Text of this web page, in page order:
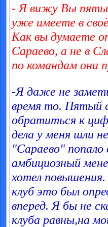
- Я вижу Вы
уже имеете в
Как вы думаете
Сараево, а не в
по командам они
-Я даже не
время то. Пятый
обратиться к
дела у меня шли
"Сараево" попало
амбициозный
хотел
клуб это был
вперед. Я бы не
клуба равны,на